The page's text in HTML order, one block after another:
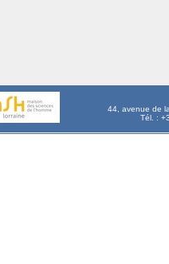
44, avenue de
Tél. :